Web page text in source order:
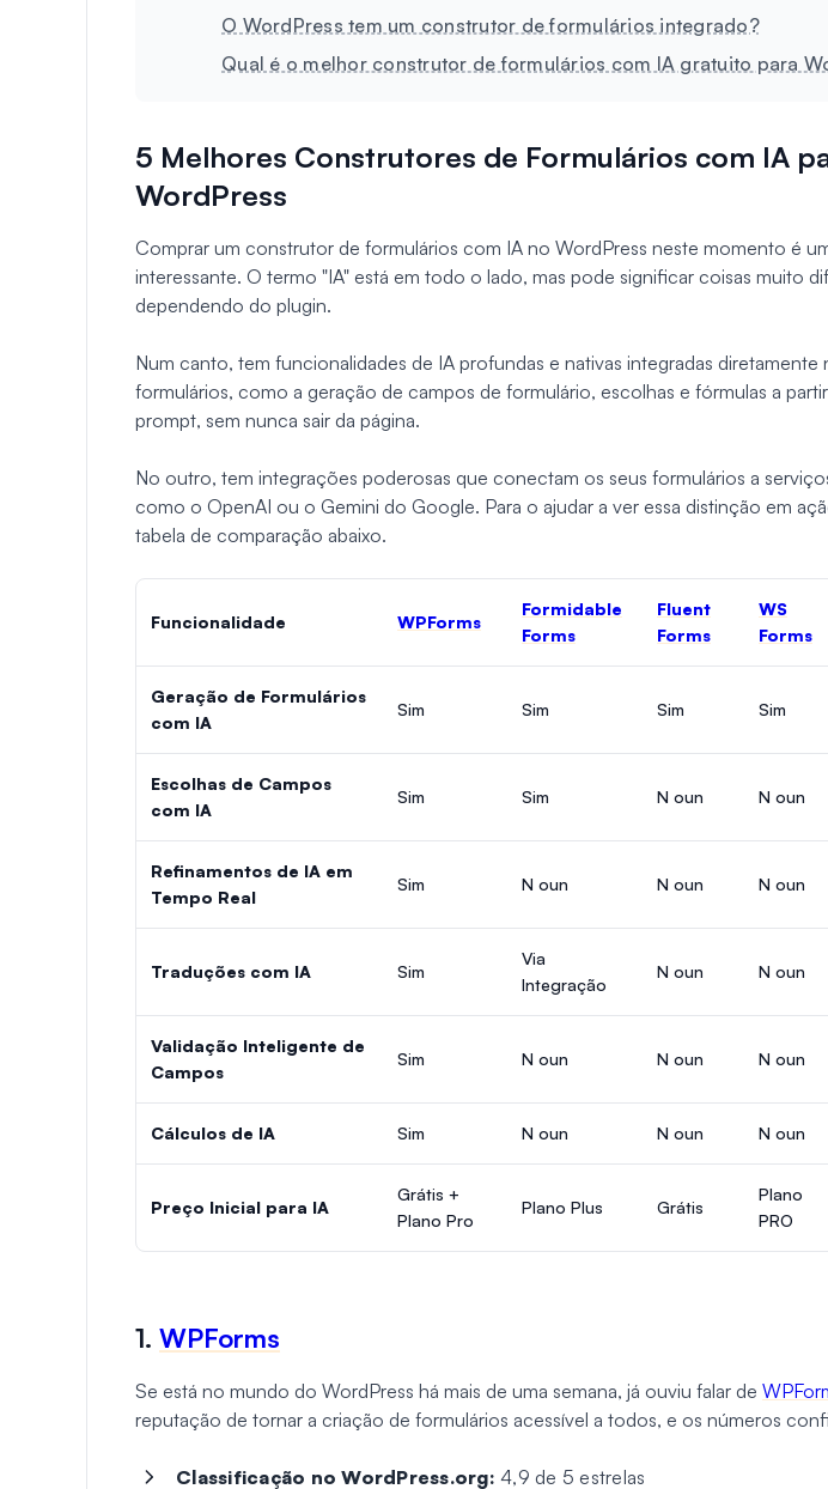
O WordPress tem um construtor de formulários integrado?
Qual é o melhor construtor de formulários com IA gratuito para
5 Melhores Construtores de Formulários com IA
WordPress
Comprar um construtor de formulários com IA no WordPress neste momento é
interessante. O termo "IA" está em todo o lado, mas pode significar coisas muito
dependendo do plugin.
Num canto, tem funcionalidades de IA profundas e nativas integradas diretamente
formulários, como a geração de campos de formulário, escolhas e fórmulas a
prompt, sem nunca sair da página.
No outro, tem integrações poderosas que conectam os seus formulários a
como o OpenAI ou o Gemini do Google. Para o ajudar a ver essa distinção em
tabela de comparação abaixo.
Funcionalidade WPForms
Formidable
Forms
Fluent
Forms
WS
Forms
Geração de Formulários
com IA
Sim Sim Sim Sim
Escolhas de Campos
com IA
Sim Sim N oun N oun
Refinamentos de IA em
Tempo Real
Sim N oun N oun N oun
Traduções com IA Sim
Via
Integração
N oun N oun
Validação Inteligente de
Campos
Sim N oun N oun N oun
Cálculos de IA Sim N oun N oun N oun
Preço Inicial para IA
Grátis +
Plano Pro
Plano Plus Grátis
Plano
PRO
1. WPForms
Se está no mundo do WordPress há mais de uma semana, já ouviu falar de
reputação de tornar a criação de formulários acessível a todos, e os números
Classificação no WordPress.org: 4,9 de 5 estrelas